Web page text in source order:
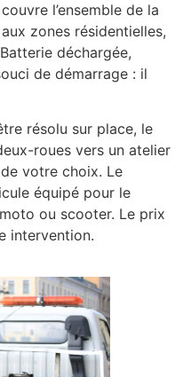
l’ensemble de la
zones résidentielles,
déchargée,
de démarrage : il
résolu sur place, le
roues vers un atelier
votre choix. Le
équipé pour le
ou scooter. Le prix
intervention.